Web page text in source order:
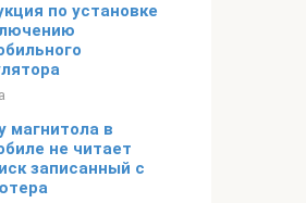
по установке
магнитола в
не читает
записанный с